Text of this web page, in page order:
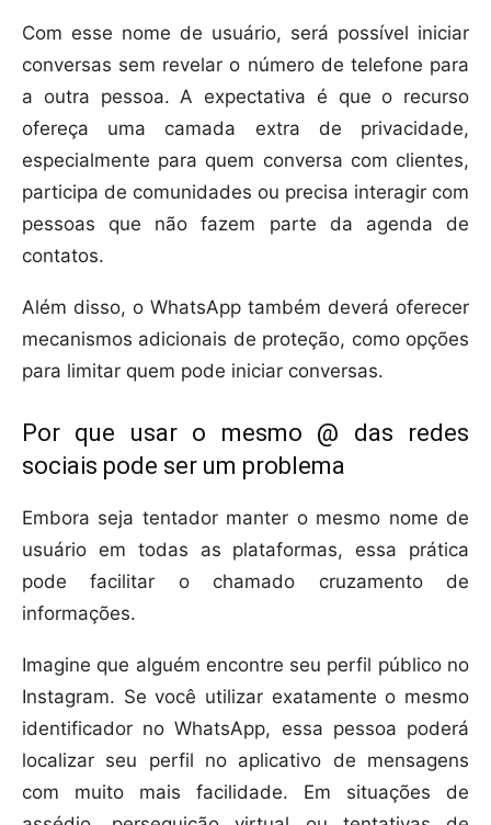
Com esse nome de usuário, será possível iniciar
conversas sem revelar o número de telefone para
a outra pessoa. A expectativa é que o recurso
ofereça uma camada extra de privacidade,
especialmente para quem conversa com clientes,
participa de comunidades ou precisa interagir com
pessoas que não fazem parte da agenda de
contatos.
Além disso, o WhatsApp também deverá oferecer
mecanismos adicionais de proteção, como opções
para limitar quem pode iniciar conversas.
Por que usar o mesmo @ das redes
sociais pode ser um problema
Embora seja tentador manter o mesmo nome de
usuário em todas as plataformas, essa prática
pode facilitar o chamado cruzamento de
informações.
Imagine que alguém encontre seu perfil público no
Instagram. Se você utilizar exatamente o mesmo
identificador no WhatsApp, essa pessoa poderá
localizar seu perfil no aplicativo de mensagens
com muito mais facilidade. Em situações de